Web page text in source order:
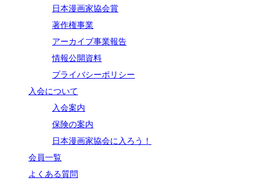
日本漫画家協会賞
著作権事業
アーカイブ事業報告
情報公開資料
プライバシーポリシー
入会について
入会案内
保険の案内
日本漫画家協会に入ろう！
会員一覧
よくある質問